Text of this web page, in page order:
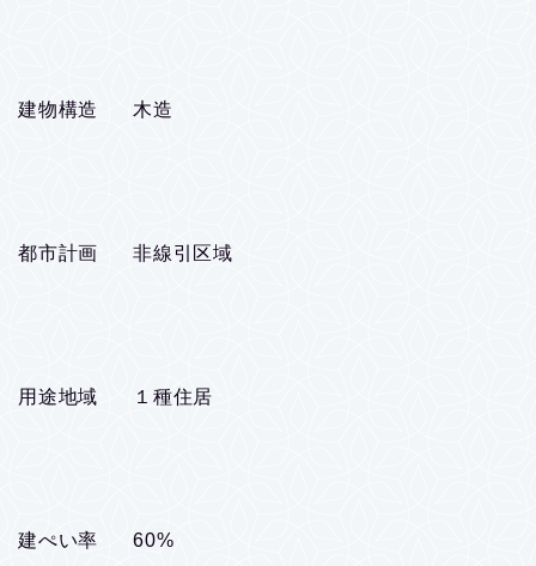
建物構造 木造
都市計画 非線引区域
用途地域 １種住居
建ぺい率 60%